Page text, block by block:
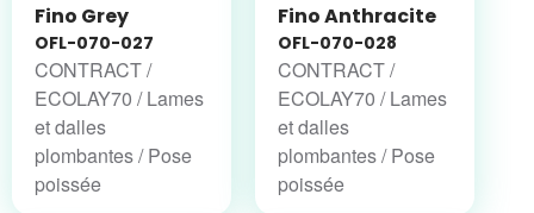
Fino Grey
OFL-070-027
CONTRACT /
ECOLAY70 / Lames
et dalles
plombantes / Pose
poissée
Fino Anthracite
OFL-070-028
CONTRACT /
ECOLAY70 / Lames
et dalles
plombantes / Pose
poissée